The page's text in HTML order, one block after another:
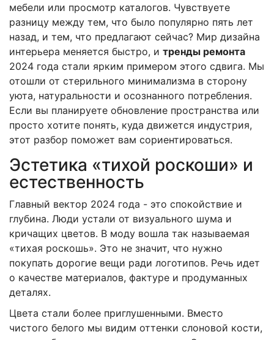
мебели или просмотр каталогов. Чувствуете
разницу между тем, что было популярно пять лет
назад, и тем, что предлагают сейчас? Мир дизайна
интерьера меняется быстро, и тренды ремонта
2024 года стали ярким примером этого сдвига. Мы
отошли от стерильного минимализма в сторону
уюта, натуральности и осознанного потребления.
Если вы планируете обновление пространства или
просто хотите понять, куда движется индустрия,
этот разбор поможет вам сориентироваться.
Эстетика «тихой роскоши» и
естественность
Главный вектор 2024 года - это спокойствие и
глубина. Люди устали от визуального шума и
кричащих цветов. В моду вошла так называемая
«тихая роскошь». Это не значит, что нужно
покупать дорогие вещи ради логотипов. Речь идет
о качестве материалов, фактуре и продуманных
деталях.
Цвета стали более приглушенными. Вместо
чистого белого мы видим оттенки слоновой кости,